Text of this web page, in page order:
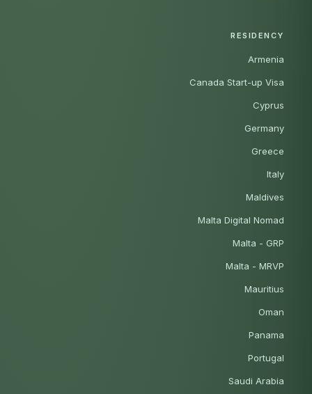
RESIDENCY
Armenia
Canada Start-up Visa
Cyprus
Germany
Greece
Italy
Maldives
Malta Digital Nomad
Malta - GRP
Malta - MRVP
Mauritius
Oman
Panama
Portugal
Saudi Arabia